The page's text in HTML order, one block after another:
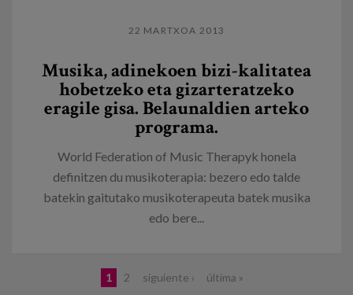
22 MARTXOA 2013
Musika, adinekoen bizi-kalitatea
hobetzeko eta gizarteratzeko
eragile gisa. Belaunaldien arteko
programa.
World Federation of Music Therapyk honela
definitzen du musikoterapia: bezero edo talde
batekin gaitutako musikoterapeuta batek musika
edo bere...
1 2 siguiente › última »